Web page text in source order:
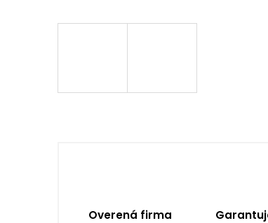
Overená firma